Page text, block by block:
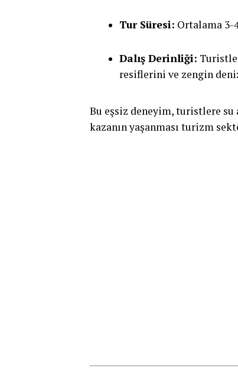
Tur Süresi: Ortalama 3-
Dalış Derinliği:
resiflerini ve zengin
Bu eşsiz deneyim, turistlere
kazanın yaşanması turizm